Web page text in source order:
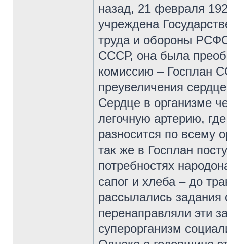
назад, 21 февраля
учреждена
труда и обороны
СССР, она была
комиссию – Госплан
преувеличения
Сердце в организме
легочную артерию,
разносится по всему
так же в Госплан
потребностях
сапог и хлеба – до
рассылались
перенаправляли эти
суперорганизм